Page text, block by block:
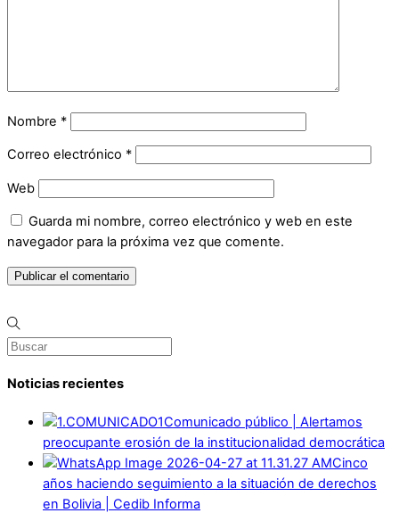
Nombre *
Correo electrónico *
Web
Guarda mi nombre, correo electrónico y web en este
navegador para la próxima vez que comente.
Noticias recientes
Comunicado público | Alertamos
preocupante erosión de la institucionalidad democrática
Cinco
años haciendo seguimiento a la situación de derechos
en Bolivia | Cedib Informa